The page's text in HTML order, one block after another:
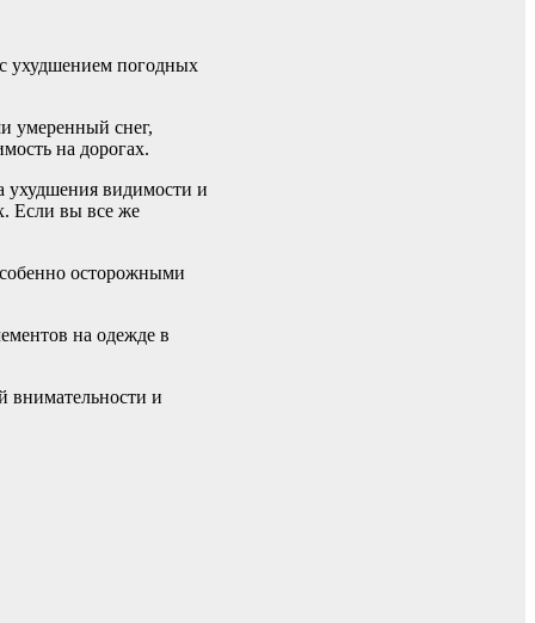
ухудшением погодных
умеренный снег,
на дорогах.
ухудшения видимости и
Если вы все же
осторожными
на одежде в
внимательности и